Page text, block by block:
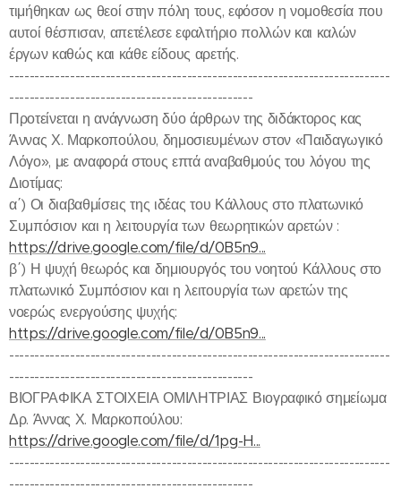
τιμήθηκαν ως θεοί στην πόλη τους, εφόσον η νομοθεσία που
αυτοί θέσπισαν, απετέλεσε εφαλτήριο πολλών και καλών
έργων καθώς και κάθε είδους αρετής.
---------------------------------------------------------------------------
------------------------------------------------
Προτείνεται η ανάγνωση δύο άρθρων της διδάκτορος κας
Άννας Χ. Μαρκοπούλου, δημοσιευμένων στον «Παιδαγωγικό
Λόγο», με αναφορά στους επτά αναβαθμούς του λόγου της
Διοτίμας:
α΄) Οι διαβαθμίσεις της ιδέας του Κάλλους στο πλατωνικό
Συμπόσιον και η λειτουργία των θεωρητικών αρετών :
https://drive.google.com/file/d/0B5n9...
β΄) Η ψυχή θεωρός και δημιουργός του νοητού Κάλλους στο
πλατωνικό Συμπόσιον και η λειτουργία των αρετών της
νοερώς ενεργούσης ψυχής:
https://drive.google.com/file/d/0B5n9...
---------------------------------------------------------------------------
------------------------------------------------
ΒΙΟΓΡΑΦΙΚΑ ΣΤΟΙΧΕΙΑ ΟΜΙΛΗΤΡΙΑΣ Βιογραφικό σημείωμα
Δρ. Άννας Χ. Μαρκοπούλου:
https://drive.google.com/file/d/1pg-H...
---------------------------------------------------------------------------
------------------------------------------------